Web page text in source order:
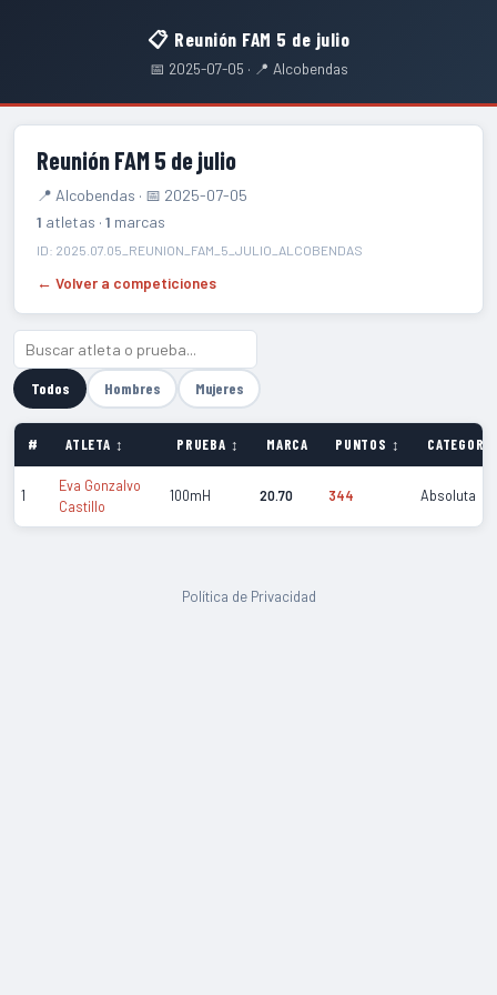
📋 Reunión FAM 5 de julio
📅 2025-07-05 · 📍 Alcobendas
Reunión FAM 5 de julio
📍 Alcobendas · 📅 2025-07-05
1 atletas · 1 marcas
ID: 2025.07.05_REUNION_FAM_5_JULIO_ALCOBENDAS
← Volver a competiciones
Todos Hombres Mujeres
# ATLETA ↕ PRUEBA ↕ MARCA PUNTOS ↕
1
Eva Gonzalvo
Castillo
100mH 20.70 344 Absoluta
Política de Privacidad